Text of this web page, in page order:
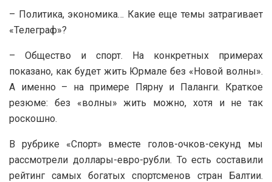
– Политика, экономика… Какие еще темы затрагивает
«Телеграф»?
– Общество и спорт. На конкретных примерах
показано, как будет жить Юрмале без «Новой волны».
А именно – на примере Пярну и Паланги. Краткое
резюме: без «волны» жить можно, хотя и не так
роскошно.
В рубрике «Спорт» вместе голов-очков-секунд мы
рассмотрели доллары-евро-рубли. То есть составили
рейтинг самых богатых спортсменов стран Балтии.